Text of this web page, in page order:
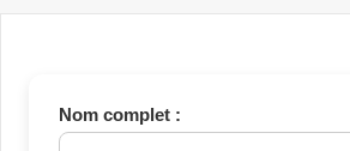
Nom complet :